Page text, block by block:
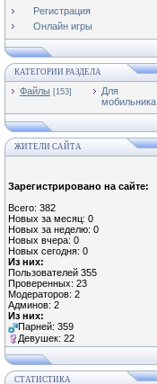
Регистрация
Онлайн игры
КАТЕГОРИИ РАЗДЕЛА
Файлы [153]
Для
мобильника
ЖИТЕЛИ САЙТА
Зарегистрировано на сайте:
Всего: 382
Новых за месяц: 0
Новых за неделю: 0
Новых вчера: 0
Новых сегодня: 0
Из них:
Пользователей 355
Проверенных: 23
Модераторов: 2
Админов: 2
Из них:
Парней: 359
Девушек: 22
СТАТИСТИКА